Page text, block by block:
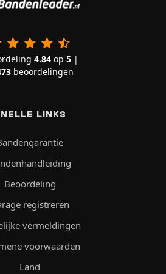
4.84op 5|
beoordelingen
LINKS
Beoordeling
registreren
vermeldingen
voorwaarden
Land